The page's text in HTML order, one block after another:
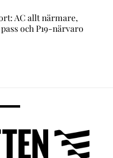
AC allt närmare,
och P19-närvaro